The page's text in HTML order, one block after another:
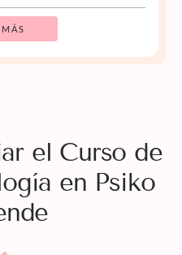
el Curso de
en Psiko